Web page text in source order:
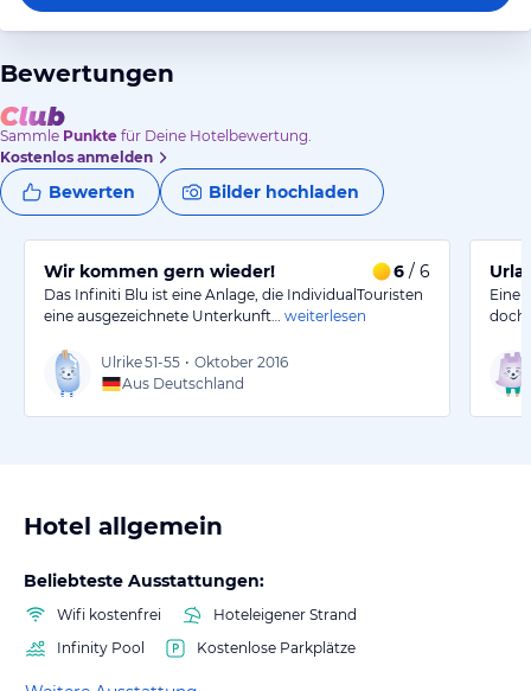
Bewertungen
Sammle Punkte für Deine Hotelbewertung.
Kostenlos anmelden
Bewerten Bilder hochladen
Wir kommen gern wieder! 6 / 6
Das Infiniti Blu ist eine Anlage, die IndividualTouristen
eine ausgezeichnete Unterkunft…
weiterlesen
Ulrike51-55 • Oktober 2016
Aus Deutschland
Eine
doch
Hotel allgemein
Beliebteste Ausstattungen:
Wifi kostenfrei
Hoteleigener Strand
Infinity Pool
Kostenlose Parkplätze